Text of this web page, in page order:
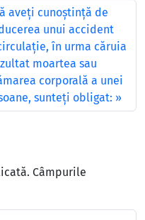
aveţi cunoştinţă de
unui accident
în urma căruia
moartea sau
corporală a unei
sunteţi obligat:
Câmpurile